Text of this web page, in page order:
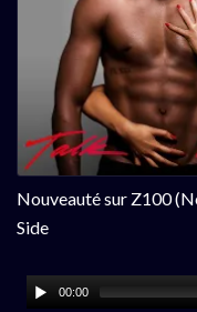
Nouveauté sur Z100
Side
00:00